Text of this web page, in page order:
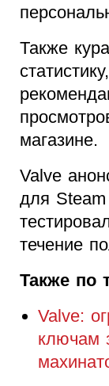
Также
магазине.
Valve
для
течение
Также по
Valve:
ключам